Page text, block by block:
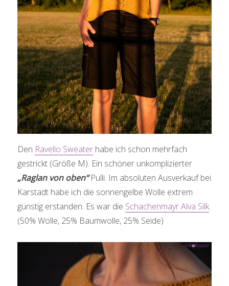
Den Ravello Sweater habe ich schon mehrfach
gestrickt (Größe M). Ein schöner unkomplizierter
„Raglan von oben“Pulli. Im absoluten Ausverkauf bei
Karstadt habe ich die sonnengelbe Wolle extrem
günstig erstanden. Es war die Schachenmayr Alva Silk.
(50% Wolle, 25% Baumwolle, 25% Seide)